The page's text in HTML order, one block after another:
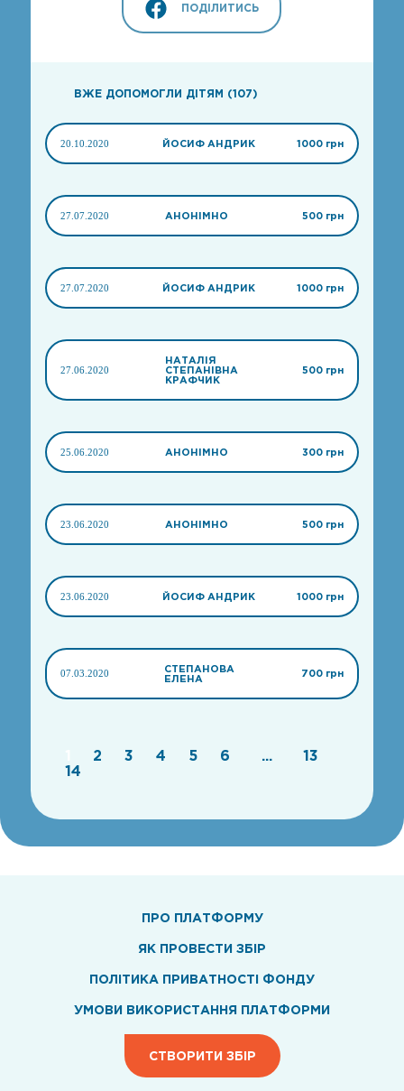
ПОДІЛИТИСЬ
ВЖЕ ДОПОМОГЛИ ДІТЯМ (107)
20.10.2020 ЙОСИФ АНДРИК 1000 грн
27.07.2020 АНОНІМНО 500 грн
27.07.2020 ЙОСИФ АНДРИК 1000 грн
27.06.2020
НАТАЛІЯ
СТЕПАНІВНА
КРАФЧИК
500 грн
25.06.2020 АНОНІМНО 300 грн
23.06.2020 АНОНІМНО 500 грн
23.06.2020 ЙОСИФ АНДРИК 1000 грн
07.03.2020
СТЕПАНОВА
ЕЛЕНА
700 грн
2 3 4 5 6 ...
13
14
ПРО ПЛАТФОРМУ
ЯК ПРОВЕСТИ ЗБІР
ПОЛІТИКА ПРИВАТНОСТІ ФОНДУ
УМОВИ ВИКОРИСТАННЯ ПЛАТФОРМИ
СТВОРИТИ ЗБІР